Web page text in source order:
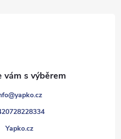
@yapko.cz
Yapko.cz